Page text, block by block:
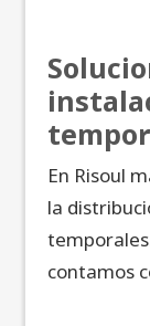
En Risoul
la
contamos